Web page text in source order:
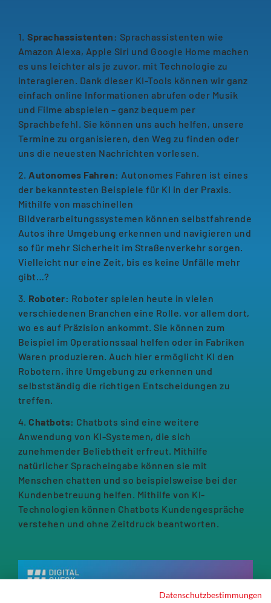
1. Sprachassistenten: Sprachassistenten wie
Amazon Alexa, Apple Siri und Google Home machen
es uns leichter als je zuvor, mit Technologie zu
interagieren. Dank dieser KI-Tools können wir ganz
einfach online Informationen abrufen oder Musik
und Filme abspielen – ganz bequem per
Sprachbefehl. Sie können uns auch helfen, unsere
Termine zu organisieren, den Weg zu finden oder
uns die neuesten Nachrichten vorlesen.
2. Autonomes Fahren: Autonomes Fahren ist eines
der bekanntesten Beispiele für KI in der Praxis.
Mithilfe von maschinellen
Bildverarbeitungssystemen können selbstfahrende
Autos ihre Umgebung erkennen und navigieren und
so für mehr Sicherheit im Straßenverkehr sorgen.
Vielleicht nur eine Zeit, bis es keine Unfälle mehr
gibt…?
3. Roboter: Roboter spielen heute in vielen
verschiedenen Branchen eine Rolle, vor allem dort,
wo es auf Präzision ankommt. Sie können zum
Beispiel im Operationssaal helfen oder in Fabriken
Waren produzieren. Auch hier ermöglicht KI den
Robotern, ihre Umgebung zu erkennen und
selbstständig die richtigen Entscheidungen zu
treffen.
4. Chatbots: Chatbots sind eine weitere
Anwendung von KI-Systemen, die sich
zunehmender Beliebtheit erfreut. Mithilfe
natürlicher Spracheingabe können sie mit
Menschen chatten und so beispielsweise bei der
Kundenbetreuung helfen. Mithilfe von KI-
Technologien können Chatbots Kundengespräche
verstehen und ohne Zeitdruck beantworten.
Datenschutzbestimmungen